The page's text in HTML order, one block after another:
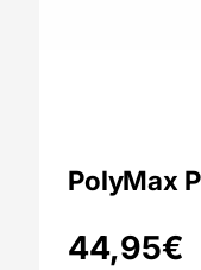
PolyMax
44,95€